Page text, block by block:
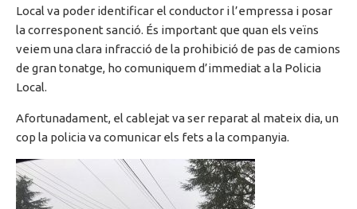
Local va poder identificar el conductor i l’empressa i posar
la corresponent sanció. És important que quan els veïns
veiem una clara infracció de la prohibició de pas de camions
de gran tonatge, ho comuniquem d’immediat a la Policia
Local.
Afortunadament, el cablejat va ser reparat al mateix dia, un
cop la policia va comunicar els fets a la companyia.